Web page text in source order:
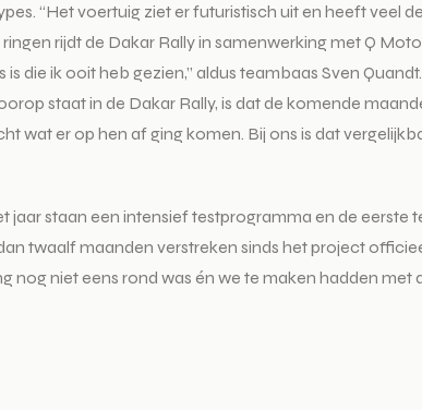
“Het voertuig ziet er futuristisch uit en heeft veel
rijdt de Dakar Rally in samenwerking met Q
die ik ooit heb gezien,” aldus teambaas Sven
staat in de Dakar Rally, is dat de komende
wat er op hen af ging komen. Bij ons is dat
staan ​​een intensief testprogramma en de eerste
twaalf maanden verstreken sinds het project
niet eens rond was én we te maken hadden